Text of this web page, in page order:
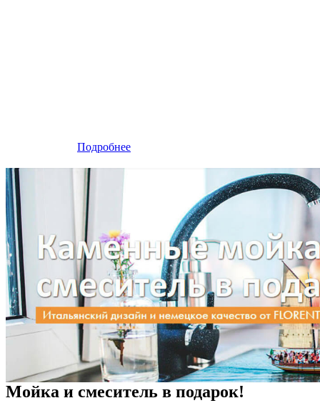
Подробнее
Мойка и смеситель в подарок!